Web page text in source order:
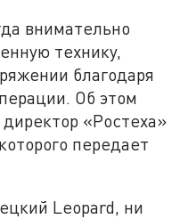
внимательно
технику,
благодаря
Об этом
«Ростеха»
передает
Leopard, ни